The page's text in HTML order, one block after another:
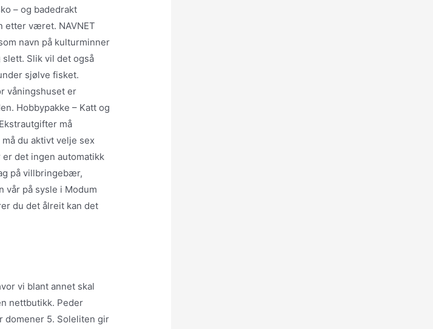
– og badedrakt
etter været. NAVNET
navn på kulturminner
Slik vil det også
sjølve fisket.
våningshuset er
Hobbypakke – Katt og
må
du aktivt velje sex
det ingen automatikk
på villbringebær,
vår på sysle i Modum
du det ålreit kan det
vi blant annet skal
nettbutikk. Peder
domener 5. Soleliten gir